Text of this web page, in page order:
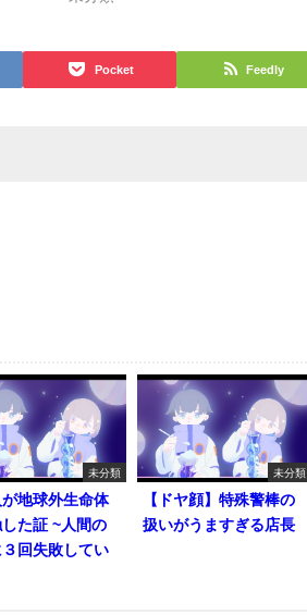
Pocket Feedly
未分類
地球外生命体
した証 ~人間の
回失敗してい
未分類
【ドヤ顔】特殊警棒の
扱いがうますぎる店長